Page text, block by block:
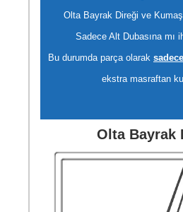
Olta Bayrak Direği ve
Sadece Alt Dubasına mı
Bu durumda parça olarak
ekstra masraftan
Olta Bayrak